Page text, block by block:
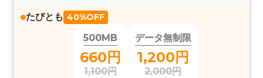
たびとも 40%OFF
500MB
660円
1,100円
データ無制限
1,200円
2,000円